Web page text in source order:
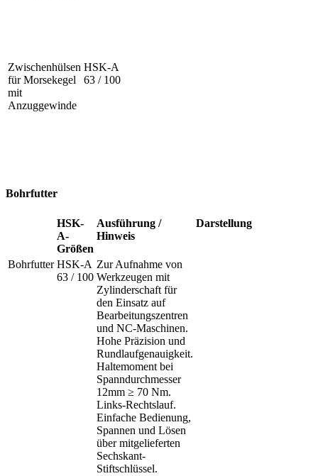
Zwischenhülsen
für Morsekegel
mit
Anzuggewinde
HSK-A
63 / 100
Bohrfutter
HSK-
A-
Größen
Ausführung /
Hinweis
Darstellung
Bohrfutter HSK-A
63 / 100
Zur Aufnahme von
Werkzeugen mit
Zylinderschaft für
den Einsatz auf
Bearbeitungszentren
und NC-Maschinen.
Hohe Präzision und
Rundlaufgenauigkeit.
Haltemoment bei
Spanndurchmesser
12mm ≥ 70 Nm.
Links-Rechtslauf.
Einfache Bedienung,
Spannen und Lösen
über mitgelieferten
Sechskant-
Stiftschlüssel.